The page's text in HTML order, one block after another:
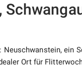
Neuschwanstein, ein
Ort für